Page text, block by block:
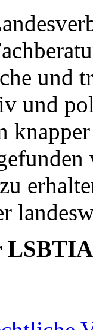
und
und